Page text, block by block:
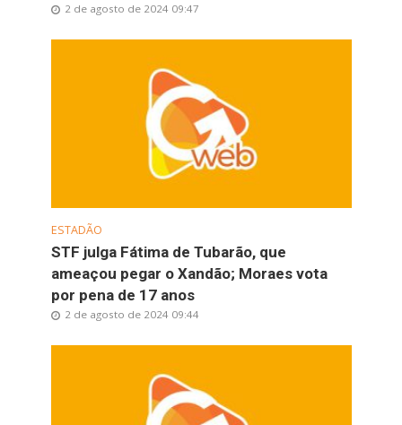
2 de agosto de 2024 09:47
ESTADÃO
STF julga Fátima de Tubarão, que
ameaçou pegar o Xandão; Moraes vota
por pena de 17 anos
2 de agosto de 2024 09:44